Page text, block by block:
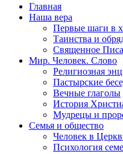
Главная
Наша вера
Первые шаги в
Таинства и
Священное
Мир. Человек. Слово
Религиозная
Пастырские
Вечные глаголы
История
Мудрецы и
Семья и общество
Человек в
Психология